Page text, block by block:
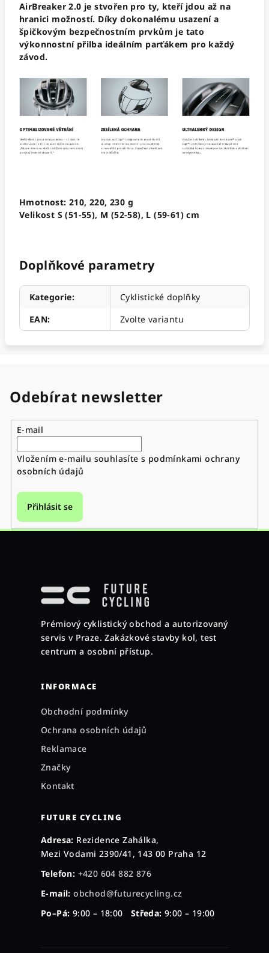
AirBreaker 2.0 je stvořen pro ty, kteří jdou až na
hranici možností. Díky dokonalému usazení a
špičkovým bezpečnostním prvkům je tato
výkonnostní přilba ideálním parťákem pro každý
závod.
Hmotnost: 210, 220, 230 g
Velikost S (51-55), M (52-58), L (59-61) cm
Doplňkové parametry
Kategorie:
Cyklistické doplňky
EAN: Zvolte variantu
Odebírat newsletter
E-mail
Vložením e-mailu souhlasíte s podmínkami ochrany
osobních údajů
Přihlásit se
Prémiový cyklistický obchod a autorizovaný
servis v Praze. Zakázkové stavby kol, test
centrum a osobní přístup.
INFORMACE
Obchodní podmínky
Ochrana osobních údajů
Reklamace
Značky
Kontakt
FUTURE CYCLING
Adresa: Rezidence Zahálka,
Mezi Vodami 2390/41, 143 00 Praha 12
Telefon: +420 604 882 876
E-mail: obchod@futurecycling.cz
Po–Pá: 9:00 – 18:00 Středa: 9:00 – 19:00